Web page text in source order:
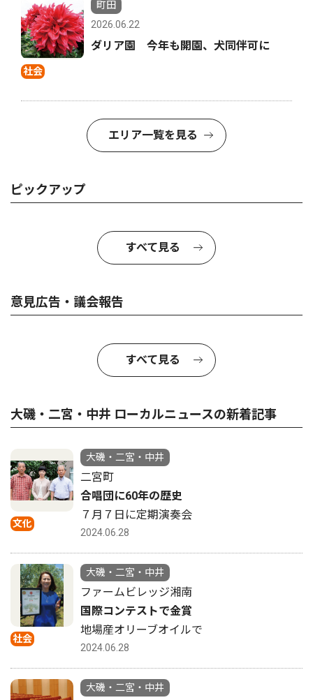
社会
町田
2026.06.22
ダリア園 今年も開園、犬同伴可に
エリア一覧を見る
ピックアップ
すべて見る
意見広告・議会報告
すべて見る
大磯・二宮・中井 ローカルニュースの新着記事
文化
大磯・二宮・中井
二宮町
合唱団に60年の歴史
７月７日に定期演奏会
2024.06.28
社会
大磯・二宮・中井
ファームビレッジ湘南
国際コンテストで金賞
地場産オリーブオイルで
2024.06.28
大磯・二宮・中井